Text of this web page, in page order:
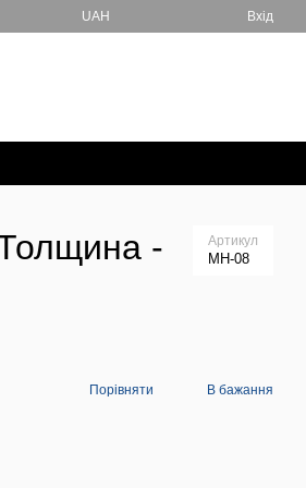
UAH Вхід
-
Артикул
МН-08
Порівняти В бажання